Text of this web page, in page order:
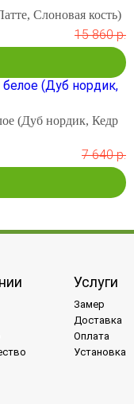
Слоновая кость)
15 860 р.
(Дуб нордик, Кедр
7 640 р.
Услуги
Замер
Доставка
Оплата
Установка